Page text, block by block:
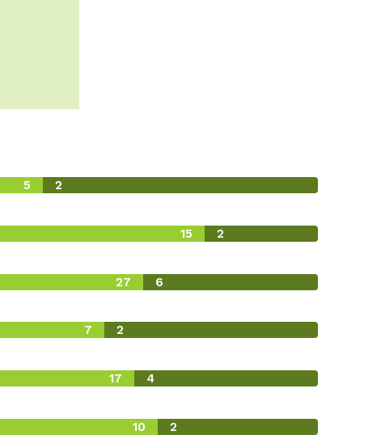
5 2
15 2
27 6
7 2
17 4
10 2